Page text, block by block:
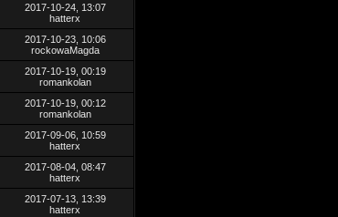
2017-10-24, 13:07
hatterx
2017-10-23, 10:06
rockowaMagda
2017-10-19, 00:19
romankolan
2017-10-19, 00:12
romankolan
2017-09-06, 10:59
hatterx
2017-08-04, 08:47
hatterx
2017-07-13, 13:39
hatterx